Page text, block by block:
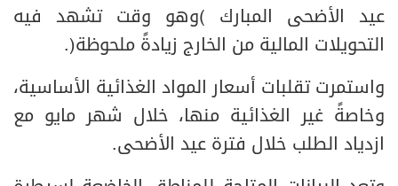
عيد الأضحى المبارك (وهو وقت تشهد فيه
التحويلات المالية من الخارج زيادةً ملحوظة).
واستمرت تقلبات أسعار المواد الغذائية الأساسية،
وخاصةً غير الغذائية منها، خلال شهر مايو مع
ازدياد الطلب خلال فترة عيد الأضحى.